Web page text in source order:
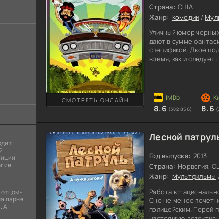
отцом-
парне
А
Страна: США
Жанр: Комедии /
Уличный юмор
дают в сумме
спецификой. Двое
время, как и
цветастых
происходящее с
бездельники, а
СМОТРЕТЬ ОНЛАЙН
8.6 (302 856) 8.6
Лесной
Год выпуска: 2013
Страна: Норвегия,
Жанр: Мультфильмы
Работа в
Оно не менее
полицейским. Порой